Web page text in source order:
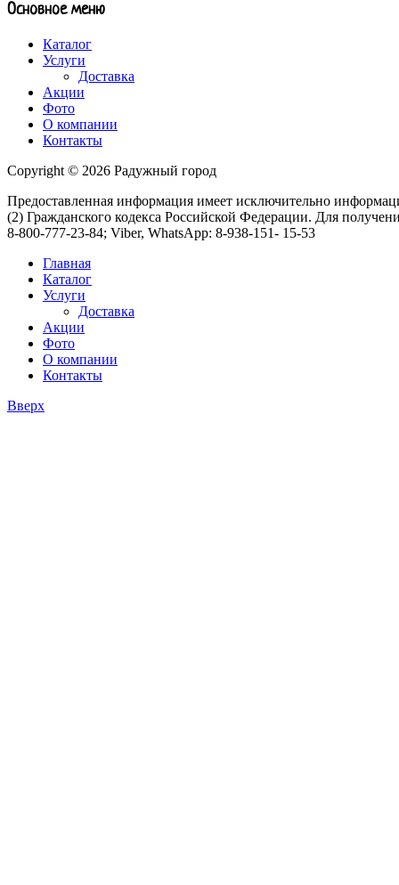
Основное меню
Каталог
Услуги
Доставка
Акции
Фото
О компании
Контакты
Copyright © 2026 Радужный город
Предоставленная информация имеет исключительно
(2) Гражданского кодекса Российской Федерации. Для
8-800-777-23-84; Viber, WhatsApp: 8-938-151- 15-53
Главная
Каталог
Услуги
Доставка
Акции
Фото
О компании
Контакты
Вверх